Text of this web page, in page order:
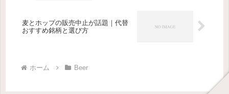
麦とホップの販売中止が話題｜代替
おすすめ銘柄と選び方
ホーム Beer